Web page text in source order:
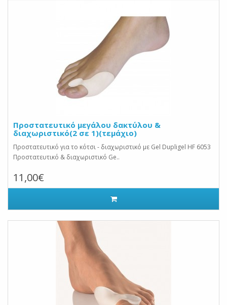
Προστατευτικό μεγάλου δακτύλου &
διαχωριστικό(2 σε 1)(τεμάχιο)
Προστατευτικό για το κότσι - διαχωριστικό με Gel Dupligel HF 6053
Προστατευτικό & διαχωριστικό Ge..
11,00€